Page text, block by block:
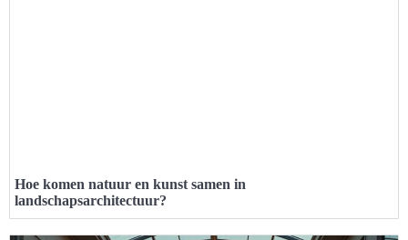
Hoe komen natuur en kunst samen in
landschapsarchitectuur?